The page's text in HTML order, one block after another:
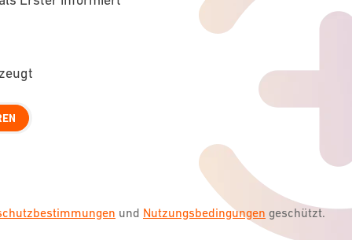
und Nutzungsbedingungen geschützt.